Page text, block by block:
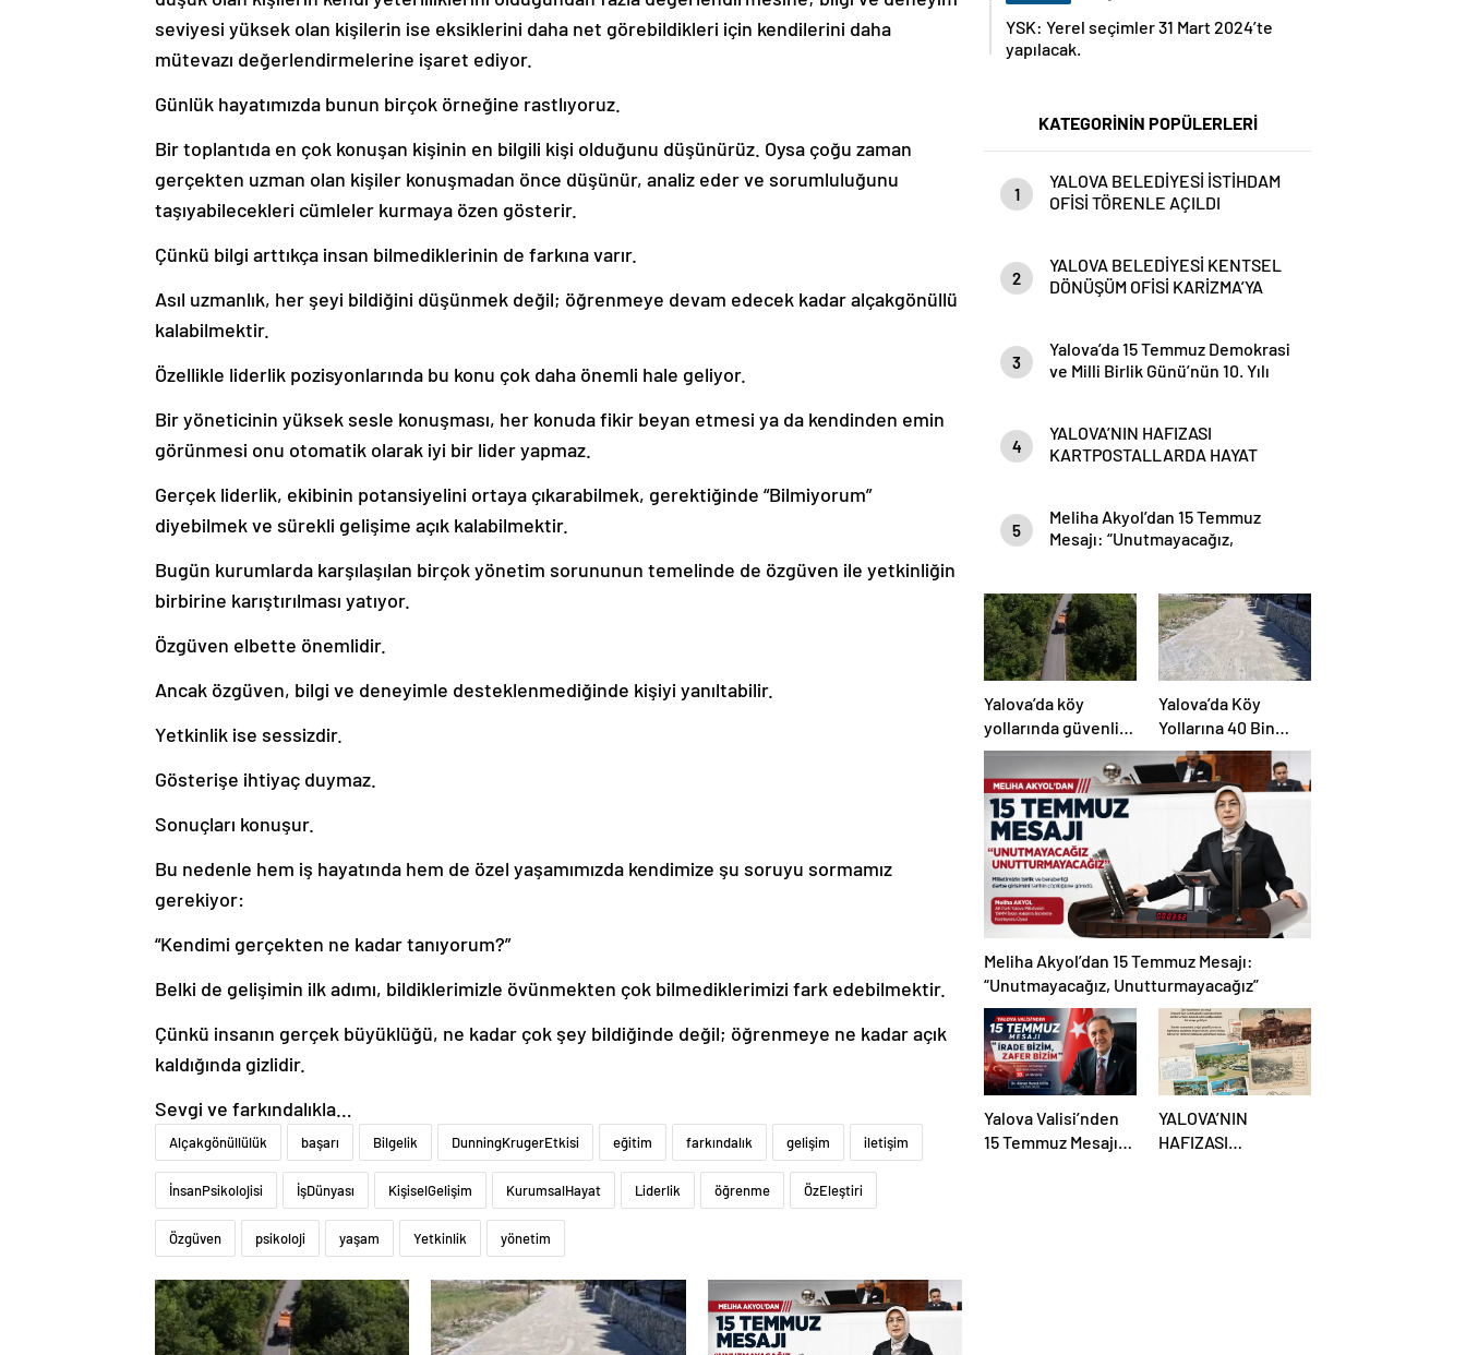
seviyesi yüksek olan kişilerin ise eksiklerini daha net görebildikleri için kendilerini daha
mütevazı değerlendirmelerine işaret ediyor.
Günlük hayatımızda bunun birçok örneğine rastlıyoruz.
Bir toplantıda en çok konuşan kişinin en bilgili kişi olduğunu düşünürüz. Oysa çoğu zaman
gerçekten uzman olan kişiler konuşmadan önce düşünür, analiz eder ve sorumluluğunu
taşıyabilecekleri cümleler kurmaya özen gösterir.
Çünkü bilgi arttıkça insan bilmediklerinin de farkına varır.
Asıl uzmanlık, her şeyi bildiğini düşünmek değil; öğrenmeye devam edecek kadar alçakgönüllü
kalabilmektir.
Özellikle liderlik pozisyonlarında bu konu çok daha önemli hale geliyor.
Bir yöneticinin yüksek sesle konuşması, her konuda fikir beyan etmesi ya da kendinden emin
görünmesi onu otomatik olarak iyi bir lider yapmaz.
Gerçek liderlik, ekibinin potansiyelini ortaya çıkarabilmek, gerektiğinde “Bilmiyorum”
diyebilmek ve sürekli gelişime açık kalabilmektir.
Bugün kurumlarda karşılaşılan birçok yönetim sorununun temelinde de özgüven ile yetkinliğin
birbirine karıştırılması yatıyor.
Özgüven elbette önemlidir.
Ancak özgüven, bilgi ve deneyimle desteklenmediğinde kişiyi yanıltabilir.
Yetkinlik ise sessizdir.
Gösterişe ihtiyaç duymaz.
Sonuçları konuşur.
Bu nedenle hem iş hayatında hem de özel yaşamımızda kendimize şu soruyu sormamız
gerekiyor:
“Kendimi gerçekten ne kadar tanıyorum?”
Belki de gelişimin ilk adımı, bildiklerimizle övünmekten çok bilmediklerimizi fark edebilmektir.
Çünkü insanın gerçek büyüklüğü, ne kadar çok şey bildiğinde değil; öğrenmeye ne kadar açık
kaldığında gizlidir.
Sevgi ve farkındalıkla…
Alçakgönüllülük başarı Bilgelik DunningKrugerEtkisi eğitim farkındalık gelişim iletişim
İnsanPsikolojisi İşDünyası KişiselGelişim KurumsalHayat Liderlik öğrenme ÖzEleştiri
Özgüven psikoloji yaşam Yetkinlik yönetim
YSK: Yerel seçimler 31 Mart 2024’te
yapılacak.
KATEGORİNİN POPÜLERLERİ
1
YALOVA BELEDİYESİ İSTİHDAM
OFİSİ TÖRENLE AÇILDI
2
YALOVA BELEDİYESİ KENTSEL
DÖNÜŞÜM OFİSİ KARİZMA’YA
3
Yalova’da 15 Temmuz Demokrasi
ve Milli Birlik Günü’nün 10. Yılı
4
YALOVA’NIN HAFIZASI
KARTPOSTALLARDA HAYAT
5
Meliha Akyol’dan 15 Temmuz
Mesajı: “Unutmayacağız,
Yalova’da köy
yollarında güvenlik
hamlesi: 19
kilometrelik çalışma
hedefi
Yalova’da Köy
Yollarına 40 Bin
Metrekare Parke
Yatırımı
Meliha Akyol’dan 15 Temmuz Mesajı:
“Unutmayacağız, Unutturmayacağız”
Yalova Valisi’nden
15 Temmuz Mesajı:
YALOVA’NIN
HAFIZASI